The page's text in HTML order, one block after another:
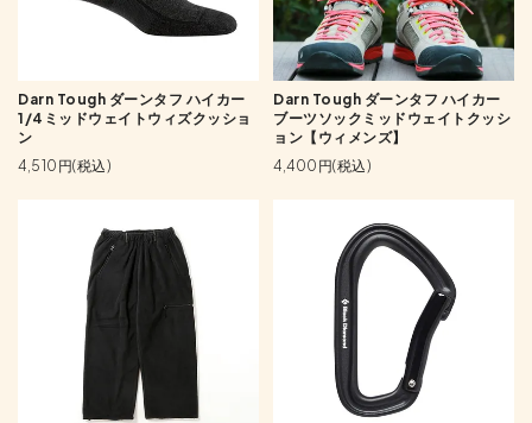
Darn Tough ダーンタフ ハイカー
1/4ミッドウェイトウィズクッショ
ン
4,510円(税込)
Darn Tough ダーンタフ ハイカー
ブーツソックミッドウェイトクッシ
ョン【ウィメンズ】
4,400円(税込)